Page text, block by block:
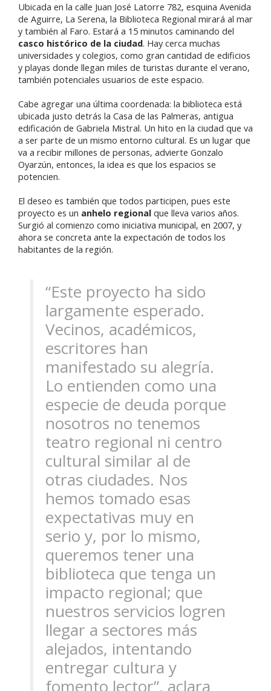
Ubicada en la calle Juan José Latorre 782, esquina Avenida
de Aguirre, La Serena, la Biblioteca Regional mirará al mar
y también al Faro. Estará a 15 minutos caminando del
casco histórico de la ciudad. Hay cerca muchas
universidades y colegios, como gran cantidad de edificios
y playas donde llegan miles de turistas durante el verano,
también potenciales usuarios de este espacio.
Cabe agregar una última coordenada: la biblioteca está
ubicada justo detrás la Casa de las Palmeras, antigua
edificación de Gabriela Mistral. Un hito en la ciudad que va
a ser parte de un mismo entorno cultural. Es un lugar que
va a recibir millones de personas, advierte Gonzalo
Oyarzún, entonces, la idea es que los espacios se
potencien.
El deseo es también que todos participen, pues este
proyecto es un anhelo regional que lleva varios años.
Surgió al comienzo como iniciativa municipal, en 2007, y
ahora se concreta ante la expectación de todos los
habitantes de la región.
“Este proyecto ha sido
largamente esperado.
Vecinos, académicos,
escritores han
manifestado su alegría.
Lo entienden como una
especie de deuda porque
nosotros no tenemos
teatro regional ni centro
cultural similar al de
otras ciudades. Nos
hemos tomado esas
expectativas muy en
serio y, por lo mismo,
queremos tener una
biblioteca que tenga un
impacto regional; que
nuestros servicios logren
llegar a sectores más
alejados, intentando
entregar cultura y
fomento lector”, aclara